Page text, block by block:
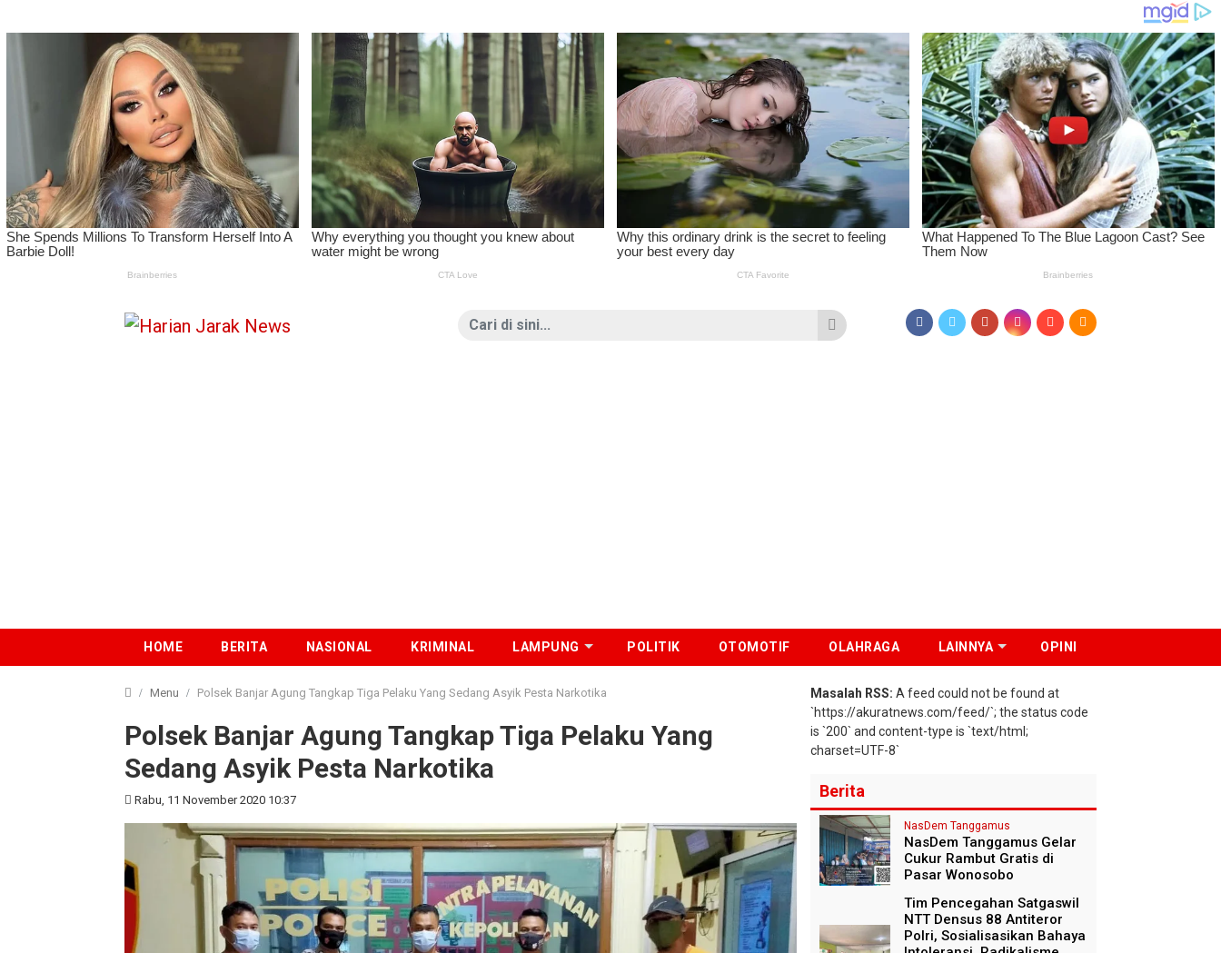
HOME BERITA NASIONAL KRIMINAL LAMPUNG POLITIK OTOMOTIF OLAHRAGA LAINNYA OPINI
Menu Polsek Banjar Agung Tangkap Tiga Pelaku Yang Sedang Asyik Pesta Narkotika
Polsek Banjar Agung Tangkap Tiga Pelaku Yang
Sedang Asyik Pesta Narkotika
Rabu, 11 November 2020 10:37
Masalah RSS: A feed could not be found at
`https://akuratnews.com/feed/`; the status code
is `200` and content-type is `text/html;
charset=UTF-8`
Berita
NasDem Tanggamus
NasDem Tanggamus Gelar
Cukur Rambut Gratis di
Pasar Wonosobo
Tim Pencegahan Satgaswil
NTT Densus 88 Antiteror
Polri, Sosialisasikan Bahaya